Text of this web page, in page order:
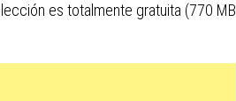
es totalmente gratuita (770 MB